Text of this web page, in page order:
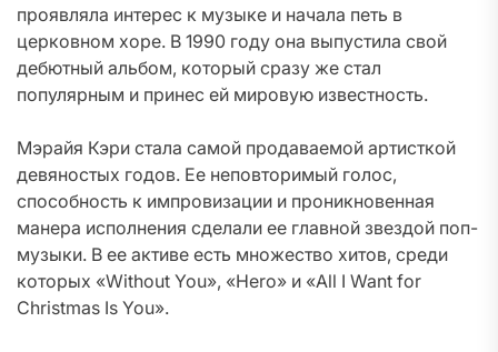
проявляла интерес к музыке и начала петь в
церковном хоре. В 1990 году она выпустила свой
дебютный альбом, который сразу же стал
популярным и принес ей мировую известность.
Мэрайя Кэри стала самой продаваемой артисткой
девяностых годов. Ее неповторимый голос,
способность к импровизации и проникновенная
манера исполнения сделали ее главной звездой поп-
музыки. В ее активе есть множество хитов, среди
которых «Without You», «Hero» и «All I Want for
Christmas Is You».